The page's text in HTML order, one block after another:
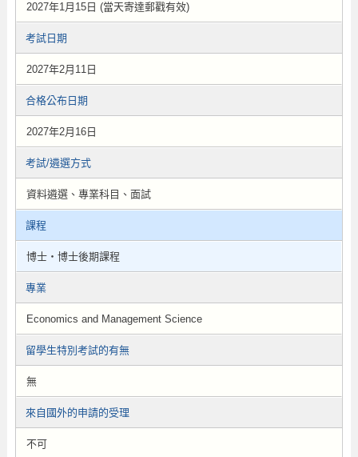
2027年1月15日 (當天寄達郵戳有效)
考試日期
2027年2月11日
合格公布日期
2027年2月16日
考試/遴選方式
資料遴選、專業科目、面試
課程
博士・博士後期課程
專業
Economics and Management Science
留學生特別考試的有無
無
來自國外的申請的受理
不可